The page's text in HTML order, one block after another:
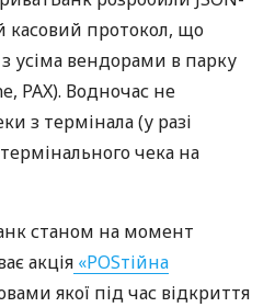
протокол, що
усіма вендорами в парку
PAX). Водночас не
з термінала (у разі
чека на
станом на момент
акція «POSтійна
якої під час відкриття